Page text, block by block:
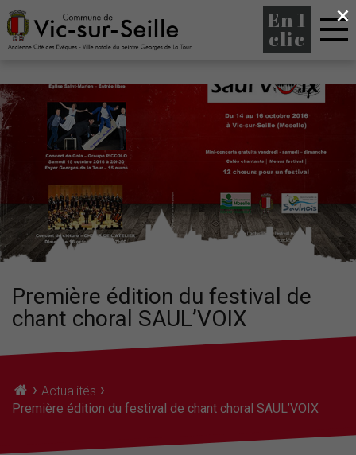
En 1
clic
Première édition du festival de
chant choral SAUL’VOIX
› Actualités ›
Première édition du festival de chant choral SAUL’VOIX
×